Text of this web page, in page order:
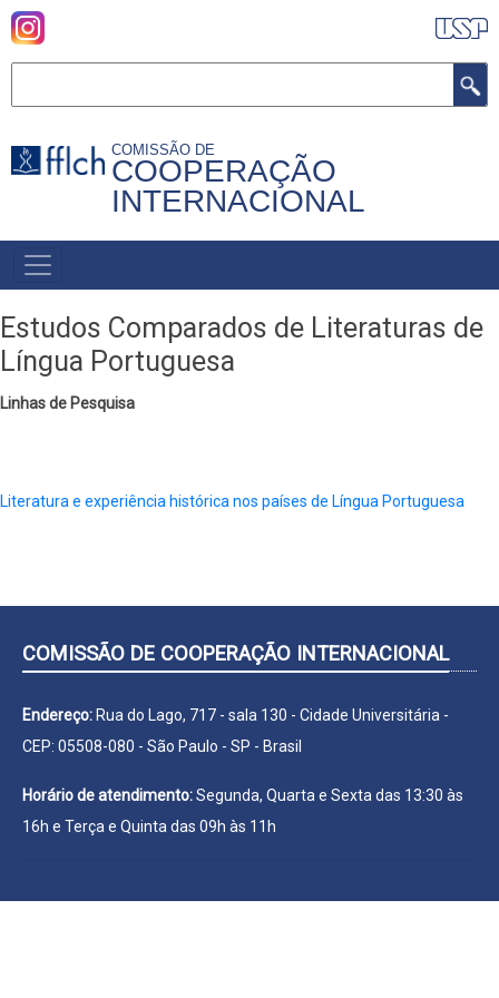
Pular
para
conteúdo
COMISSÃO DE
COOPERAÇÃO
INTERNACIONAL
MENU
PRIMÁRIO
Estudos Comparados de Literaturas de
Língua Portuguesa
Linhas de Pesquisa
Literatura e experiência histórica nos países de Língua Portuguesa
COMISSÃO DE COOPERAÇÃO INTERNACIONAL
Endereço: Rua do Lago, 717 - sala 130 - Cidade Universitária -
CEP: 05508-080 - São Paulo - SP - Brasil
Horário de atendimento:Segunda, Quarta e Sexta das 13:30 às
16h e Terça e Quinta das 09h às 11h